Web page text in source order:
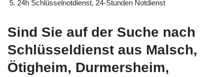
24h Schlüsselnotdienst, 24-Stunden Notdienst
Sind Sie auf der Suche nach
Schlüsseldienst aus Malsch,
Ötigheim, Durmersheim,